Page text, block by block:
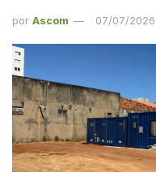
por Ascom 07/07/2026